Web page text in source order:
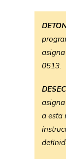
0513.
a esta